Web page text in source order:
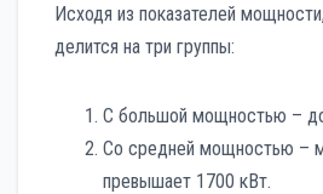
Исходя из показателей
делится на три группы:
С большой мощностью –
Со средней мощностью –
превышает 1700 кВт.